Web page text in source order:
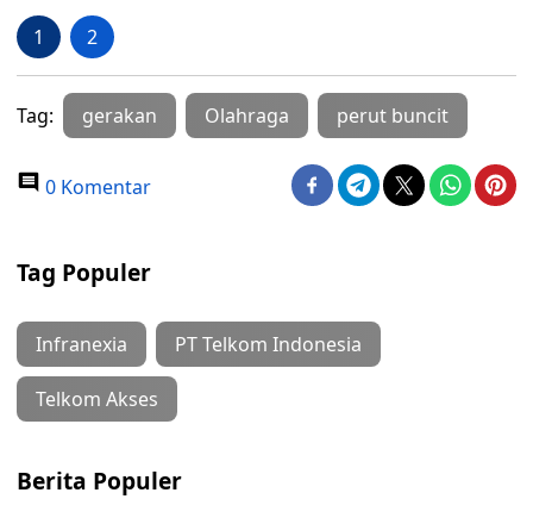
1 2
Tag: gerakan Olahraga perut buncit
0 Komentar
Tag Populer
Infranexia PT Telkom Indonesia
Telkom Akses
Berita Populer